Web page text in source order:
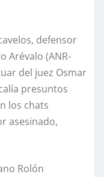
defensor
Arévalo (ANR-
del juez Osmar
presuntos
los chats
asesinado,
Rolón